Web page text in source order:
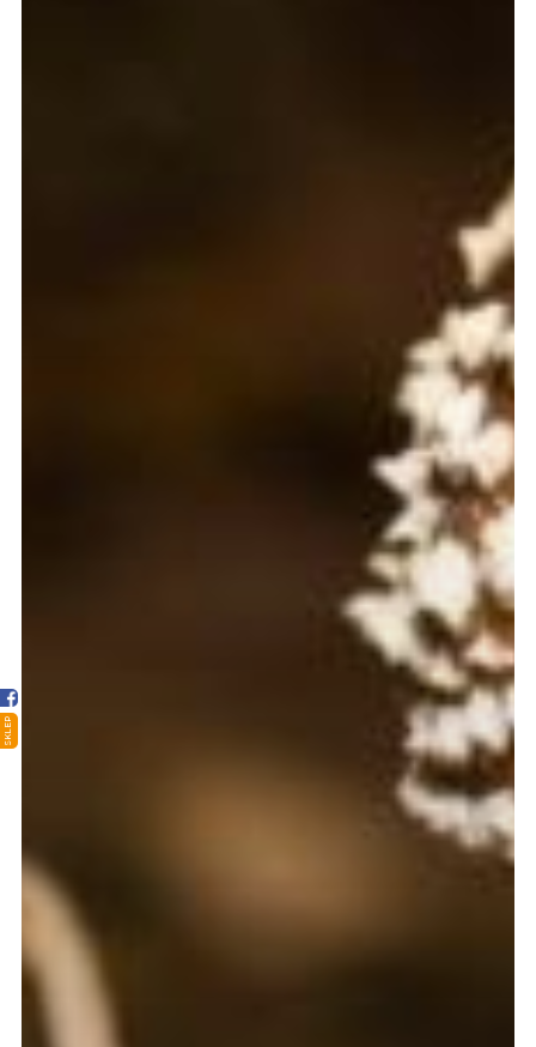
SKLEP
Strona główna
Sklep
Porady
Ciekawostki
Atlas grzybów
Kontakt